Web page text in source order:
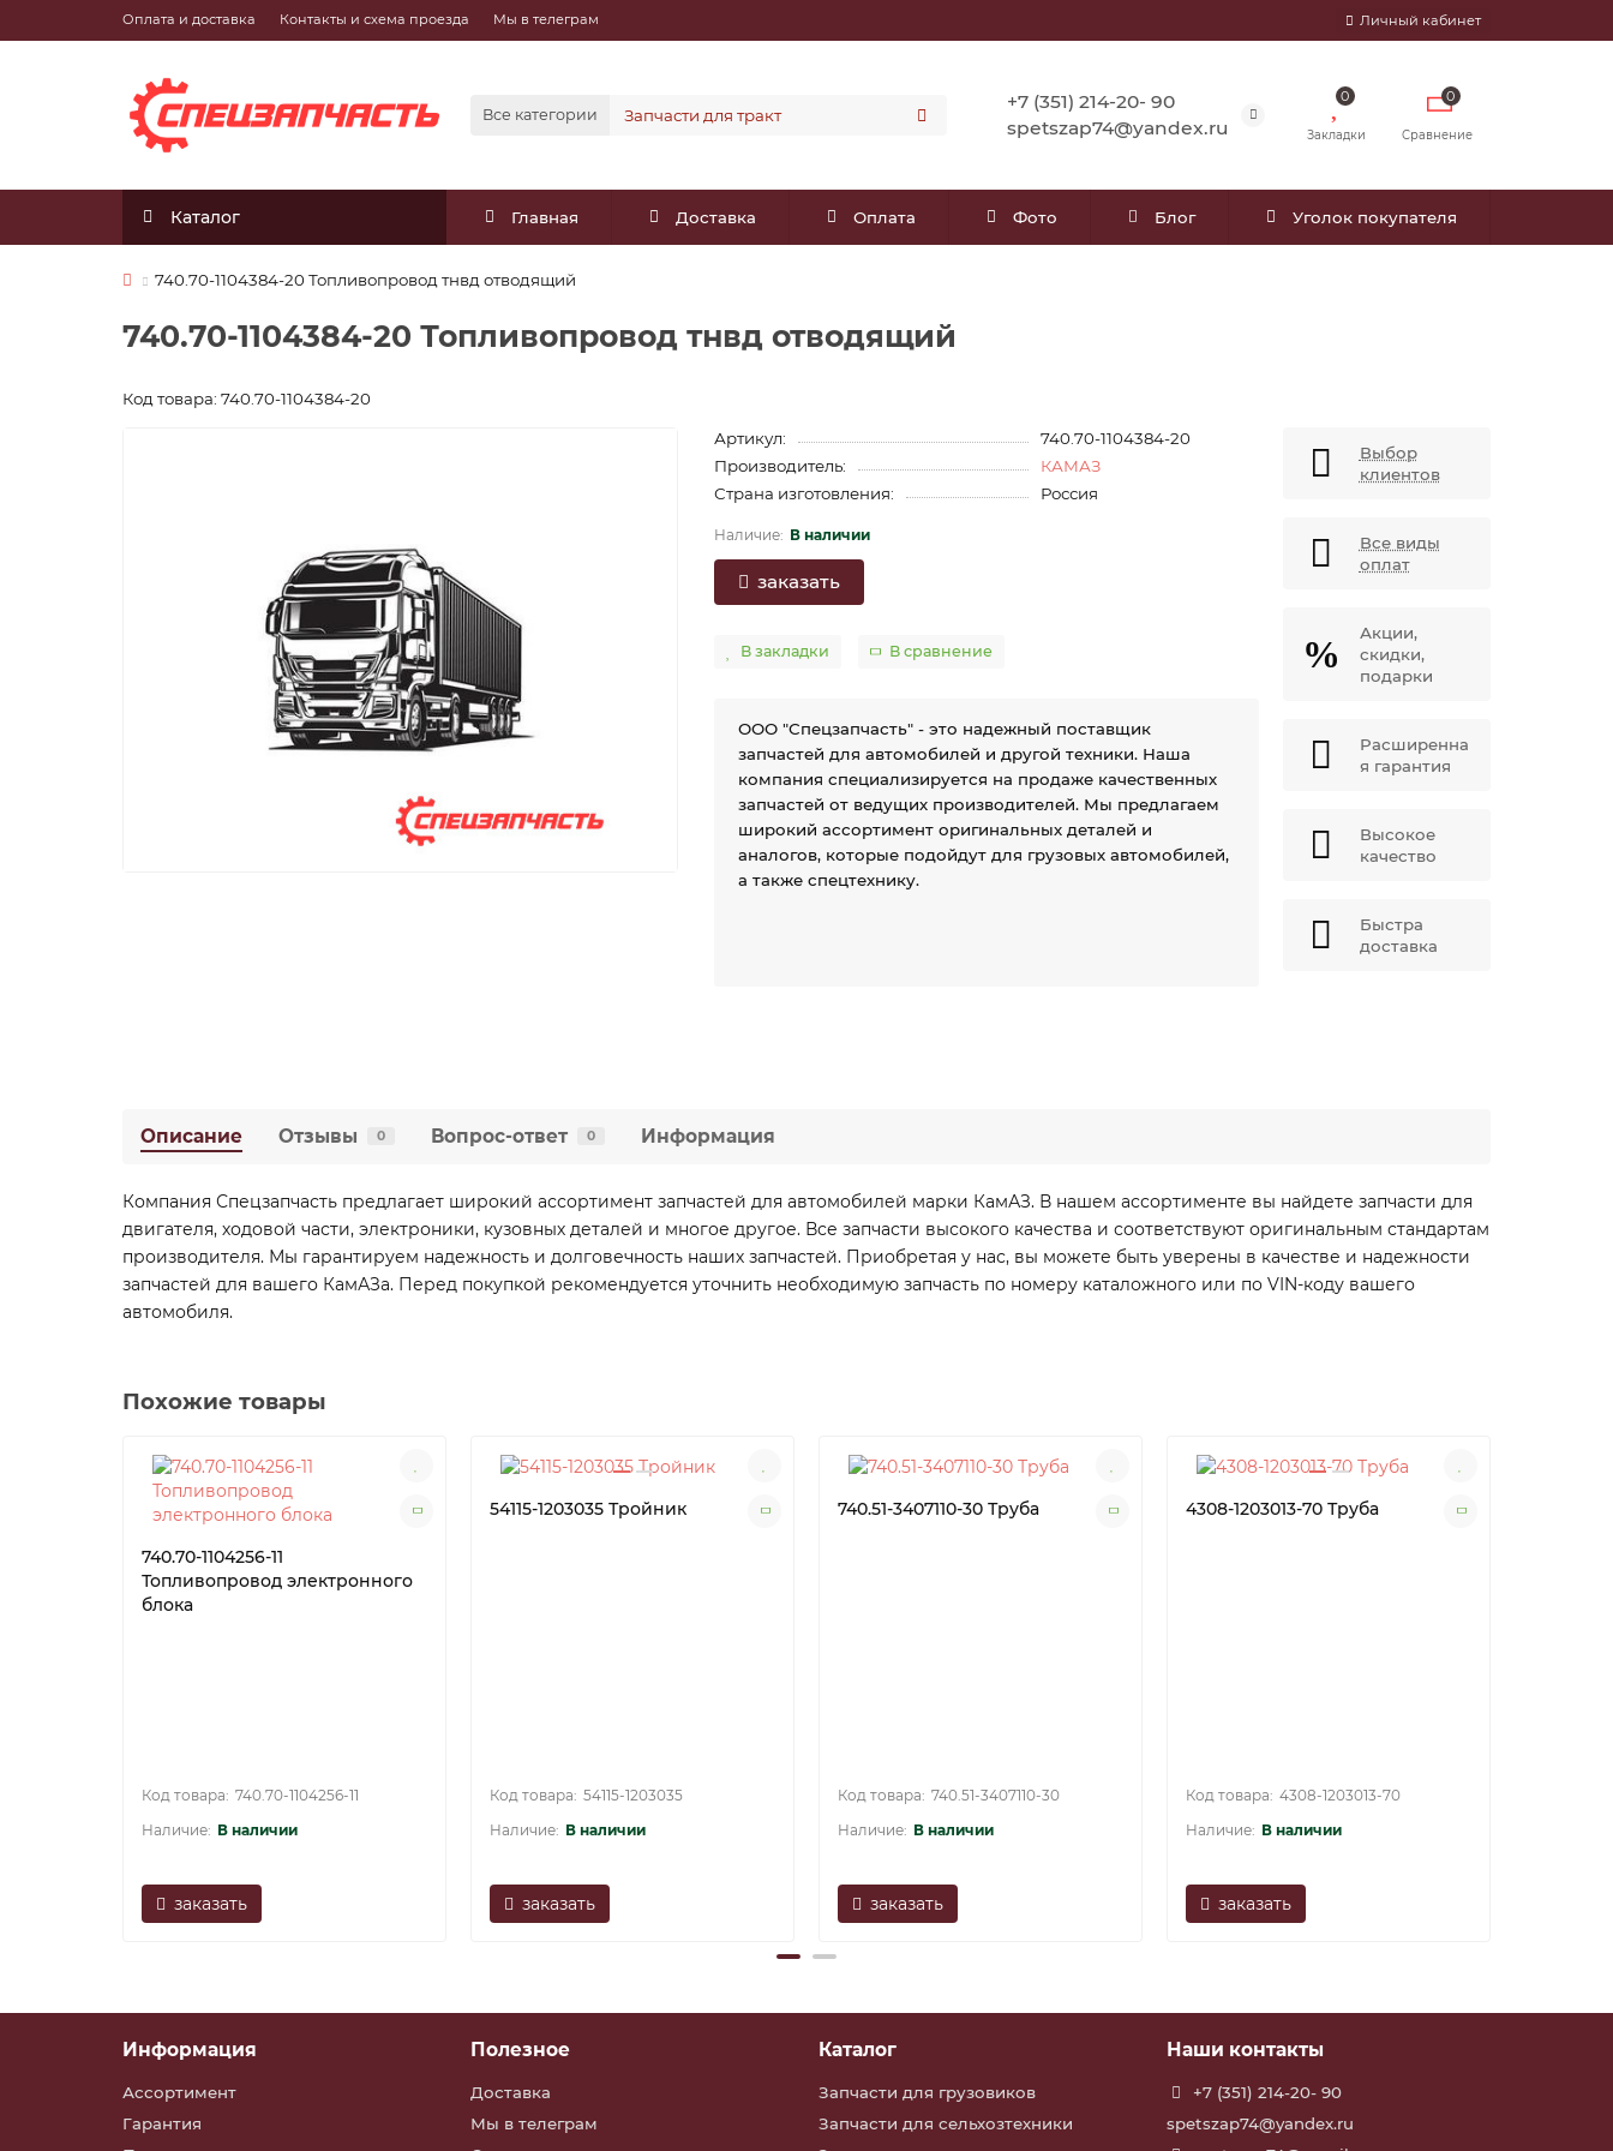
Оплата и доставка Контакты и схема проезда Мы в телеграм Личный кабинет
Все категории
+7 (351) 214-20- 90
spetszap74@yandex.ru
0
Закладки
0
Сравнение
Каталог Главная Доставка Оплата Фото Блог Уголок покупателя
740.70-1104384-20 Топливопровод тнвд отводящий
740.70-1104384-20 Топливопровод тнвд отводящий
Код товара: 740.70-1104384-20
Артикул:
740.70-1104384-20
Производитель:
КАМАЗ
Страна изготовления:
Россия
В наличии
заказать
В закладки В сравнение
ООО "Спецзапчасть" - это надежный поставщик
запчастей для автомобилей и другой техники. Наша
компания специализируется на продаже качественных
запчастей от ведущих производителей. Мы предлагаем
широкий ассортимент оригинальных деталей и
аналогов, которые подойдут для грузовых автомобилей,
а также спецтехнику.
Выбор
клиентов
Все виды
оплат
Акции,
скидки,
подарки
Расширенна
я гарантия
Высокое
качество
Быстра
доставка
Описание Отзывы 0 Вопрос-ответ 0 Информация
Компания Спецзапчасть предлагает широкий ассортимент запчастей для автомобилей марки КамАЗ. В нашем ассортименте вы найдете запчасти для
двигателя, ходовой части, электроники, кузовных деталей и многое другое. Все запчасти высокого качества и соответствуют оригинальным стандартам
производителя. Мы гарантируем надежность и долговечность наших запчастей. Приобретая у нас, вы можете быть уверены в качестве и надежности
запчастей для вашего КамАЗа. Перед покупкой рекомендуется уточнить необходимую запчасть по номеру каталожного или по VIN-коду вашего
автомобиля.
Похожие товары
740.70-1104256-11
Топливопровод электронного
блока
740.70-1104256-11
В наличии
заказать
54115-1203035 Тройник
54115-1203035
В наличии
заказать
740.51-3407110-30 Труба
740.51-3407110-30
В наличии
заказать
4308-1203013-70 Труба
4308-1203013-70
В наличии
заказать
Информация
Ассортимент
Гарантия
Полезное
Доставка
Мы в телеграм
Каталог
Запчасти для грузовиков
Запчасти для сельхозтехники
Наши контакты
+7 (351) 214-20- 90
spetszap74@yandex.ru